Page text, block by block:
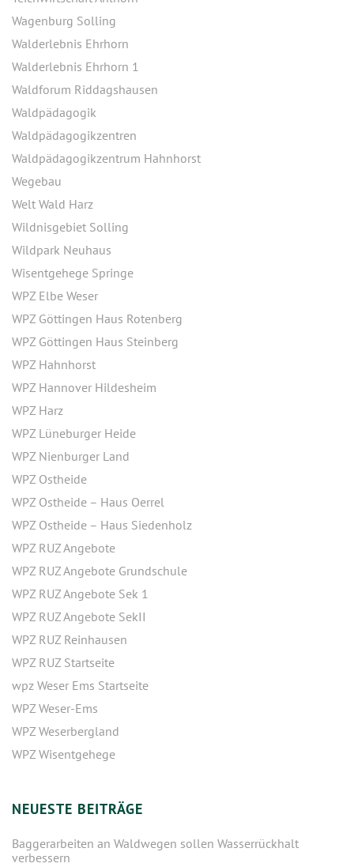
Wagenburg Solling
Walderlebnis Ehrhorn
Walderlebnis Ehrhorn 1
Waldforum Riddagshausen
Waldpädagogik
Waldpädagogikzentren
Waldpädagogikzentrum Hahnhorst
Wegebau
Welt Wald Harz
Wildnisgebiet Solling
Wildpark Neuhaus
Wisentgehege Springe
WPZ Elbe Weser
WPZ Göttingen Haus Rotenberg
WPZ Göttingen Haus Steinberg
WPZ Hahnhorst
WPZ Hannover Hildesheim
WPZ Harz
WPZ Lüneburger Heide
WPZ Nienburger Land
WPZ Ostheide
WPZ Ostheide – Haus Oerrel
WPZ Ostheide – Haus Siedenholz
WPZ RUZ Angebote
WPZ RUZ Angebote Grundschule
WPZ RUZ Angebote Sek 1
WPZ RUZ Angebote SekII
WPZ RUZ Reinhausen
WPZ RUZ Startseite
wpz Weser Ems Startseite
WPZ Weser-Ems
WPZ Weserbergland
WPZ Wisentgehege
NEUESTE BEITRÄGE
Baggerarbeiten an Waldwegen sollen Wasserrückhalt
verbessern